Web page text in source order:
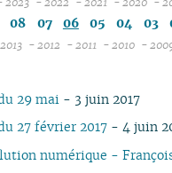
12
08
07
05
12
08
07
05
12
08
07
05
12
07
05
08 07 06 05 04 03
09
08
02
- 2012
09
08
06
- 2011
10
09
07
- 2010
09
07
-
29 mai- 3 juin 2017
27 février 2017- 4 juin
numérique -